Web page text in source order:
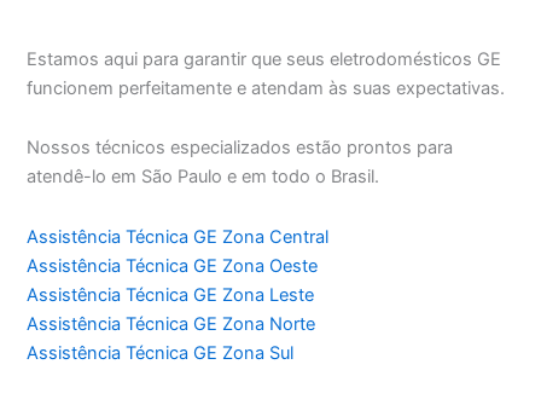
Estamos aqui para garantir que seus eletrodomésticos GE
funcionem perfeitamente e atendam às suas expectativas.
Nossos técnicos especializados estão prontos para
atendê-lo em São Paulo e em todo o Brasil.
Assistência Técnica GE Zona Central
Assistência Técnica GE Zona Oeste
Assistência Técnica GE Zona Leste
Assistência Técnica GE Zona Norte
Assistência Técnica GE Zona Sul